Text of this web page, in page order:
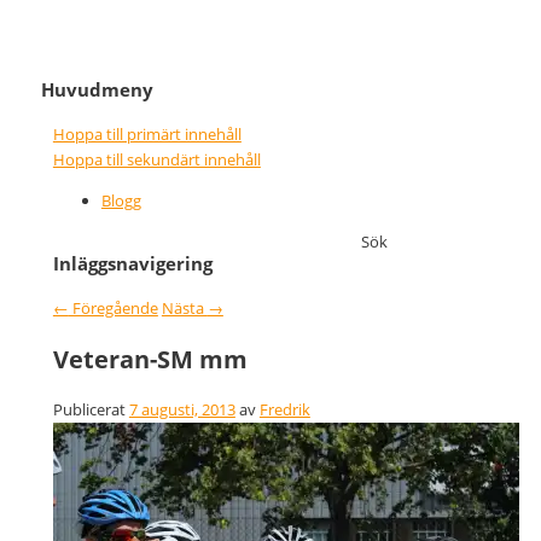
Nice wins nothing
faster
Huvudmeny
Hoppa till primärt innehåll
Hoppa till sekundärt innehåll
Blogg
Inläggsnavigering
← Föregående Nästa →
Veteran-SM mm
Publicerat7 augusti, 2013av Fredrik
Sök